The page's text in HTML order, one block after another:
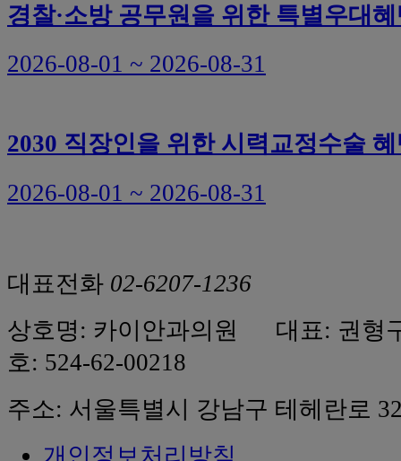
경찰·소방 공무원을 위한 특별우대
2026-08-01 ~ 2026-08-31
2030 직장인을 위한 시력교정수술
2026-08-01 ~ 2026-08-31
대표전화 02-6207-1236
상호명: 카이안과의원 대표: 권
호: 524-62-00218
주소: 서울특별시 강남구 테헤란로
개인정보처리방침